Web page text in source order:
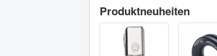
Produktneuheiten